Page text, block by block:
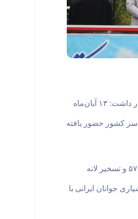
مصطفی غفوری فرماندار شهرستان البرز، در مراسم راهپیمایی یوم الله ۱۳ آبان و روز دانش آموز و همچنین روز ملی مبارزه با استکبار جهانی اظهار داشت: ۱۳ آبان‌ماه
کشور حضور یافته
وی افزود: یوم‌الله ۱۳ آبان سالروز سه رويداد تاريخی تبعيد حضرت امام خميني (ره) در سال ۴۲، شهادت دانش آموزان توسط رژيم طاغوت در سال ۵۷ و تسخير لانه
با هوشیاری جوانان ایرانی با